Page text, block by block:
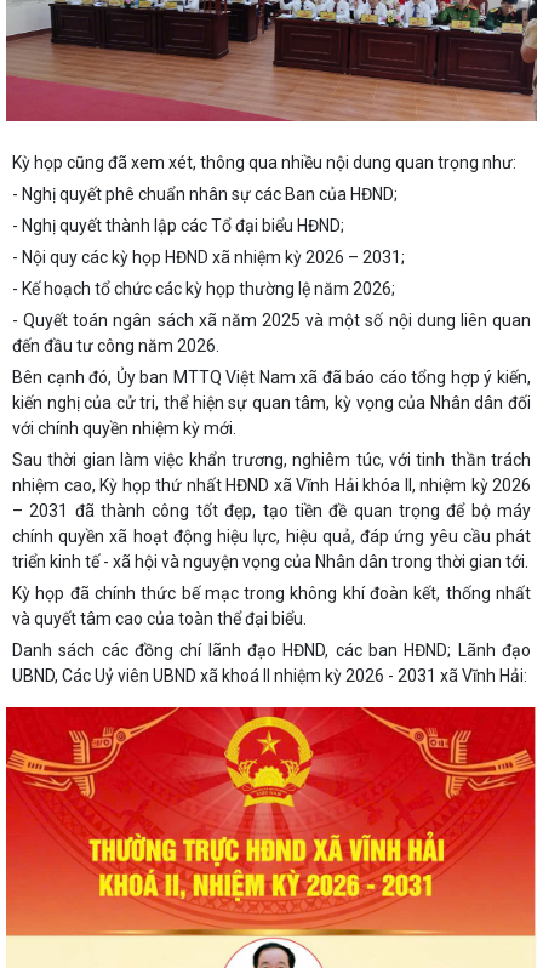
Kỳ họp cũng đã xem xét, thông qua nhiều nội dung quan trọng như:
- Nghị quyết phê chuẩn nhân sự các Ban của HĐND;
- Nghị quyết thành lập các Tổ đại biểu HĐND;
- Nội quy các kỳ họp HĐND xã nhiệm kỳ 2026 – 2031;
- Kế hoạch tổ chức các kỳ họp thường lệ năm 2026;
- Quyết toán ngân sách xã năm 2025 và một số nội dung liên quan
đến đầu tư công năm 2026.
Bên cạnh đó, Ủy ban MTTQ Việt Nam xã đã báo cáo tổng hợp ý kiến,
kiến nghị của cử tri, thể hiện sự quan tâm, kỳ vọng của Nhân dân đối
với chính quyền nhiệm kỳ mới.
Sau thời gian làm việc khẩn trương, nghiêm túc, với tinh thần trách
nhiệm cao, Kỳ họp thứ nhất HĐND xã Vĩnh Hải khóa II, nhiệm kỳ 2026
– 2031 đã thành công tốt đẹp, tạo tiền đề quan trọng để bộ máy
chính quyền xã hoạt động hiệu lực, hiệu quả, đáp ứng yêu cầu phát
triển kinh tế - xã hội và nguyện vọng của Nhân dân trong thời gian tới.
Kỳ họp đã chính thức bế mạc trong không khí đoàn kết, thống nhất
và quyết tâm cao của toàn thể đại biểu.
Danh sách các đồng chí lãnh đạo HĐND, các ban HĐND; Lãnh đạo
UBND, Các Uỷ viên UBND xã khoá II nhiệm kỳ 2026 - 2031 xã Vĩnh Hải: